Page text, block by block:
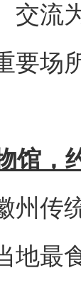
交流
要场
馆，
州传
地最